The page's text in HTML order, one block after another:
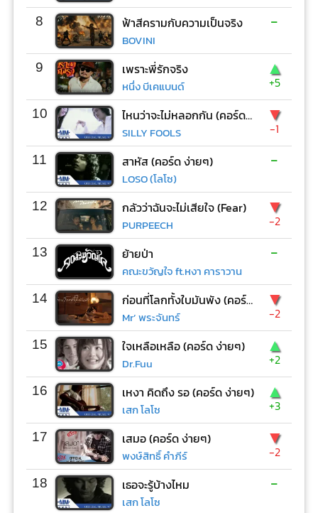
8 ฟ้าสีครามกับความเป็นจริง
BOVINI
-
9 เพราะพี่รักจริง
หนึ่ง บีเคแบนด์
▲
+5
10 ไหนว่าจะไม่หลอกกัน (คอร์ด ง่ายๆ)
SILLY FOOLS
▼
-1
11 สาหัส (คอร์ด ง่ายๆ)
LOSO (โลโซ)
-
12 กลัวว่าฉันจะไม่เสียใจ (Fear)
PURPEECH
▼
-2
13 ย้ายป่า
คณะขวัญใจ ft.หงา คาราวาน
-
14 ก่อนที่โลกทั้งใบมันพัง (คอร์ด ง่ายๆ)
Mr’ พระจันทร์
▼
-2
15 ใจเหลือเหลือ (คอร์ด ง่ายๆ)
Dr.Fuu
▲
+2
16 เหงา คิดถึง รอ (คอร์ด ง่ายๆ)
เสก โลโซ
▲
+3
17 เสมอ (คอร์ด ง่ายๆ)
พงษ์สิทธิ์ คำภีร์
▼
-2
18 เธอจะรู้บ้างไหม
เสก โลโซ
-